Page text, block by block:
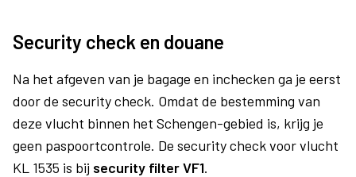
Security check en douane
Na het afgeven van je bagage en inchecken ga je eerst
door de security check. Omdat de bestemming van
deze vlucht binnen het Schengen-gebied is, krijg je
geen paspoortcontrole. De security check voor vlucht
KL 1535 is bij security filter VF1.